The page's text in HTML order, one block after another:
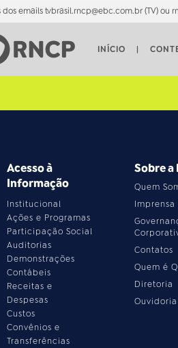
emails tvbrasil.rncp@ebc.com.br (TV) ou
INÍCIO |
Acesso à
Informação
Institucional
Ações e Programas
Participação Social
Auditorias
Demonstrações
Contábeis
Receitas e
Despesas
Custos
Convênios e
Transferências
Sobre a
Quem
Imprensa
Contatos
Quem é
Diretoria
Ouvidoria